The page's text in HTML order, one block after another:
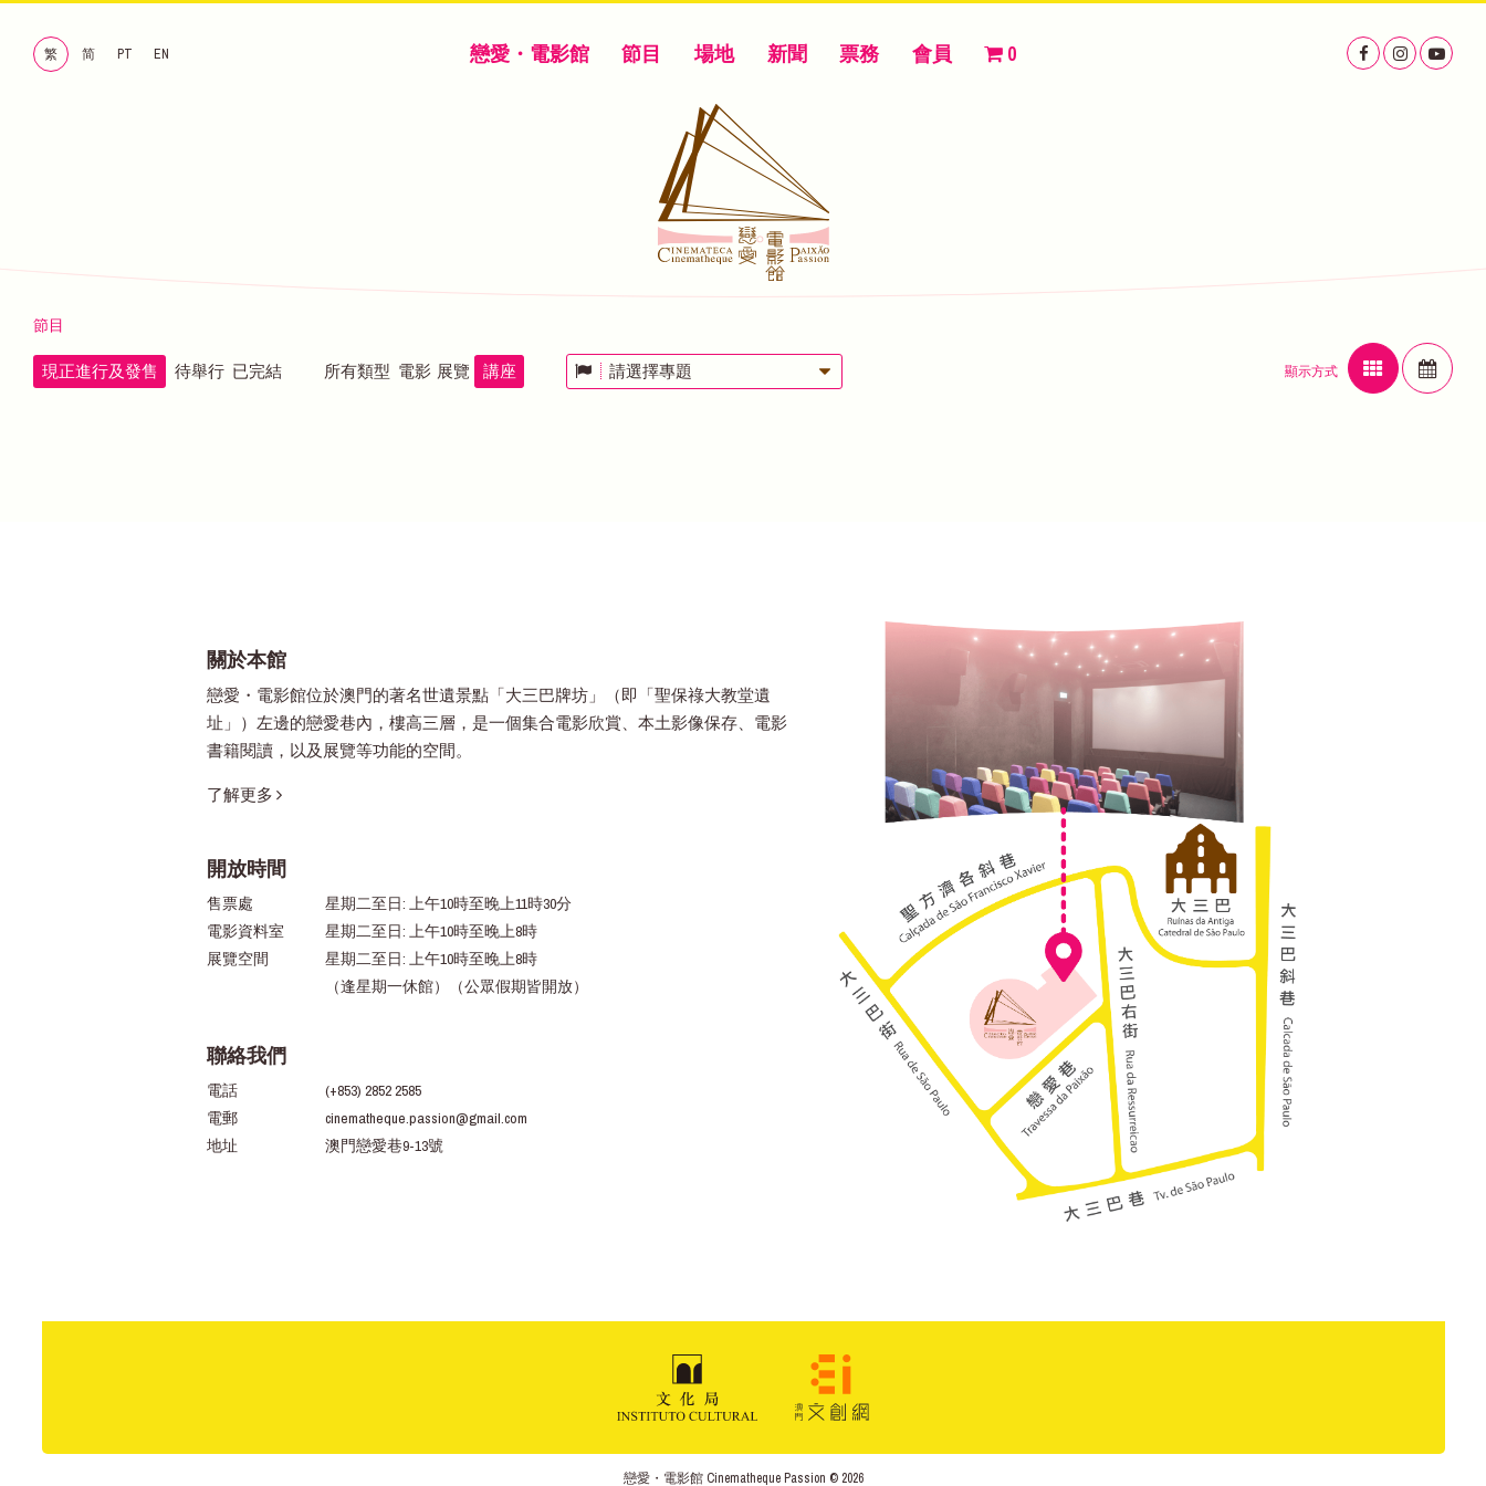
繁 简 PT EN 戀愛・電影館 節目 場地 新聞 票務 會員 0
節目
現正進行及發售 待舉行 已完結 所有類型 電影 展覽 講座 請選擇專題 顯示方式
關於本館
戀愛・電影館位於澳門的著名世遺景點「大三巴牌坊」（即「聖保祿大教堂遺
址」）左邊的戀愛巷內，樓高三層，是一個集合電影欣賞、本土影像保存、電影
書籍閱讀，以及展覽等功能的空間。
了解更多
開放時間
售票處
星期二至日: 上午10時至晚上11時30分
電影資料室
星期二至日: 上午10時至晚上8時
展覽空間
星期二至日: 上午10時至晚上8時
（逢星期一休館）（公眾假期皆開放）
聯絡我們
電話
(+853) 2852 2585
電郵
cinematheque.passion@gmail.com
地址
澳門戀愛巷9-13號
戀愛・電影館 Cinematheque Passion © 2026